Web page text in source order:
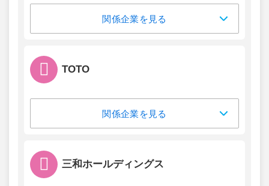
関係企業を見る
TOTO
関係企業を見る
三和ホールディングス